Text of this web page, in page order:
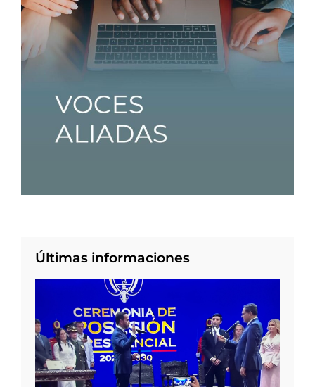
Últimas informaciones